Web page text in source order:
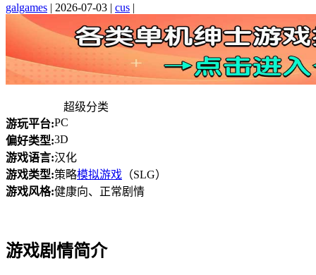
galgames | 2026-07-03 | cus |
超级分类
游玩平台:PC
偏好类型:3D
游戏语言:汉化
游戏类型:策略模拟游戏 （SLG）
游戏风格:健康向、正常剧情
游戏剧情简介